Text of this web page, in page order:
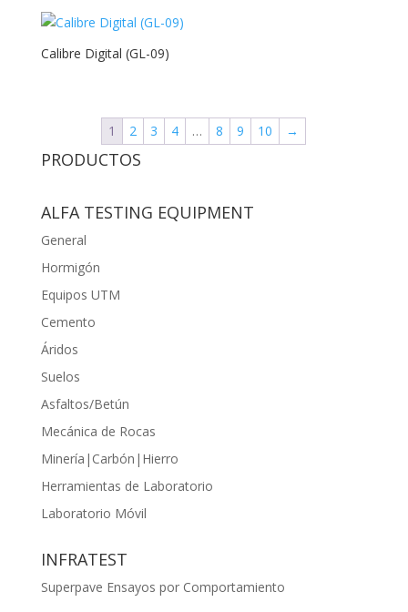
Calibre Digital (GL-09)
1 2 3 4 … 8 9 10 →
PRODUCTOS
ALFA TESTING EQUIPMENT
General
Hormigón
Equipos UTM
Cemento
Áridos
Suelos
Asfaltos/Betún
Mecánica de Rocas
Minería|Carbón|Hierro
Herramientas de Laboratorio
Laboratorio Móvil
INFRATEST
Superpave Ensayos por Comportamiento